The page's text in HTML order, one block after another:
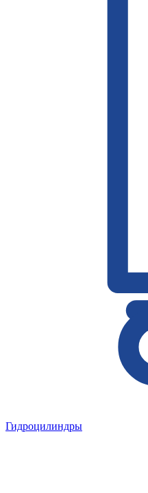
Гидроцилиндры